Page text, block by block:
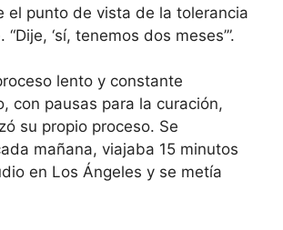
el punto de vista de la tolerancia
“Dije, ‘sí, tenemos dos meses’”.
lento y constante
con pausas para la curación,
su propio proceso. Se
mañana, viajaba 15 minutos
en Los Ángeles y se metía